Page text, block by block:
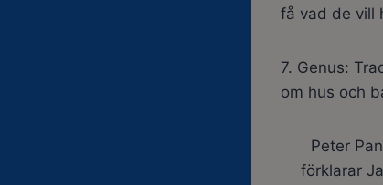
få vad de vill
7. Genus:
om hus och
Peter
förklarar